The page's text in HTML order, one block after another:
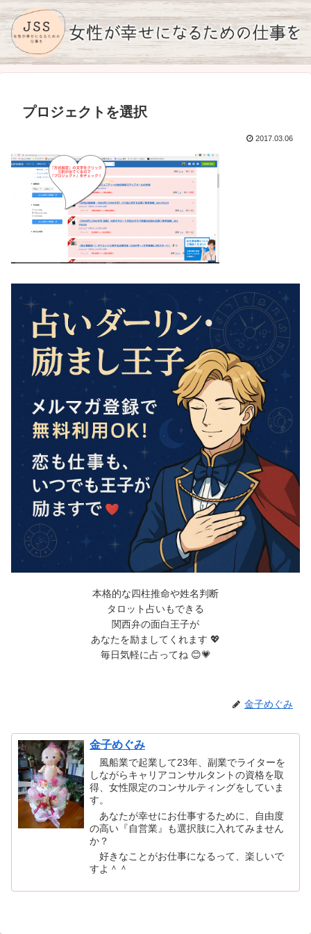
プロジェクトを選択
2017.03.06
本格的な四柱推命や姓名判断
タロット占いもできる
関西弁の面白王子が
あなたを励ましてくれます 💖
毎日気軽に占ってね 😊💗
金子めぐみ
金子めぐみ
風船業で起業して23年、副業でライターを
しながらキャリアコンサルタントの資格を取
得、女性限定のコンサルティングをしていま
す。
あなたが幸せにお仕事するために、自由度
の高い『自営業』も選択肢に入れてみません
か？
好きなことがお仕事になるって、楽しいで
すよ＾＾